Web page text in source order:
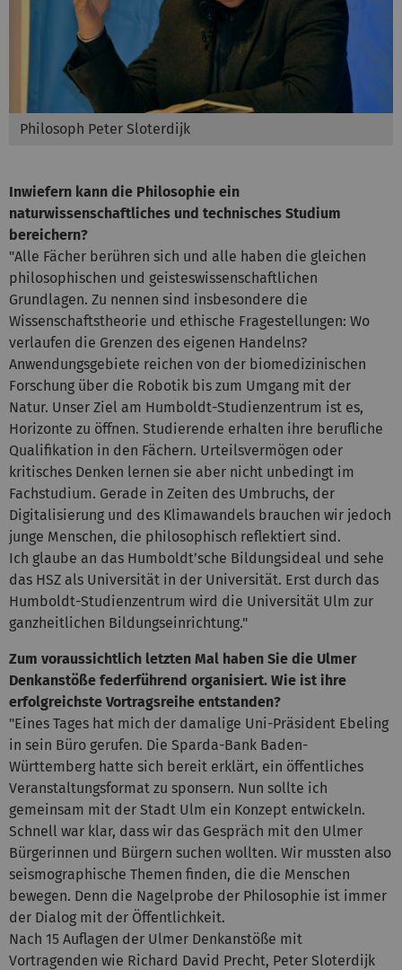
Philosoph Peter Sloterdijk
Inwiefern kann die Philosophie ein
naturwissenschaftliches und technisches Studium
bereichern?
"Alle Fächer berühren sich und alle haben die gleichen
philosophischen und geisteswissenschaftlichen
Grundlagen. Zu nennen sind insbesondere die
Wissenschaftstheorie und ethische Fragestellungen: Wo
verlaufen die Grenzen des eigenen Handelns?
Anwendungsgebiete reichen von der biomedizinischen
Forschung über die Robotik bis zum Umgang mit der
Natur. Unser Ziel am Humboldt-Studienzentrum ist es,
Horizonte zu öffnen. Studierende erhalten ihre berufliche
Qualifikation in den Fächern. Urteilsvermögen oder
kritisches Denken lernen sie aber nicht unbedingt im
Fachstudium. Gerade in Zeiten des Umbruchs, der
Digitalisierung und des Klimawandels brauchen wir jedoch
junge Menschen, die philosophisch reflektiert sind.
Ich glaube an das Humboldt’sche Bildungsideal und sehe
das HSZ als Universität in der Universität. Erst durch das
Humboldt-Studienzentrum wird die Universität Ulm zur
ganzheitlichen Bildungseinrichtung."
Zum voraussichtlich letzten Mal haben Sie die Ulmer
Denkanstöße federführend organisiert. Wie ist ihre
erfolgreichste Vortragsreihe entstanden?
"Eines Tages hat mich der damalige Uni-Präsident Ebeling
in sein Büro gerufen. Die Sparda-Bank Baden-
Württemberg hatte sich bereit erklärt, ein öffentliches
Veranstaltungsformat zu sponsern. Nun sollte ich
gemeinsam mit der Stadt Ulm ein Konzept entwickeln.
Schnell war klar, dass wir das Gespräch mit den Ulmer
Bürgerinnen und Bürgern suchen wollten. Wir mussten also
seismographische Themen finden, die die Menschen
bewegen. Denn die Nagelprobe der Philosophie ist immer
der Dialog mit der Öffentlichkeit.
Nach 15 Auflagen der Ulmer Denkanstöße mit
Vortragenden wie Richard David Precht, Peter Sloterdijk